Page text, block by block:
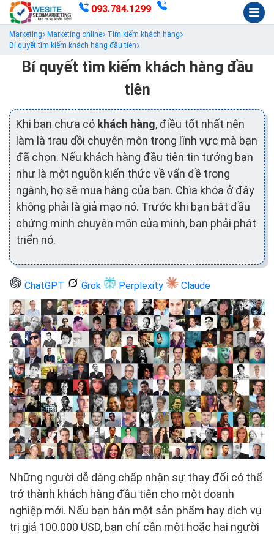
093.784.1299
Marketing Marketing online
Tìm kiếm khách hàng
Bí quyết tìm kiếm khách hàng đầu tiên
Bí quyết tìm kiếm khách hàng đầu
tiên
Khi bạn chưa có khách hàng, điều tốt nhất nên
làm là trau dồi chuyên môn trong lĩnh vực mà bạn
đã chọn. Nếu khách hàng đầu tiên tin tưởng bạn
như là một nguồn kiến thức về vấn đề trong
ngành, họ sẽ mua hàng của bạn. Chìa khóa ở đây
không phải là giả mạo nó. Trước khi bạn bắt đầu
chứng minh chuyên môn của mình, bạn phải phát
triển nó.
ChatGPT Grok Perplexity Claude
Những người dễ dàng chấp nhận sự thay đổi có thể
trở thành khách hàng đầu tiên cho một doanh
nghiệp mới. Nếu bạn bán một sản phẩm hay dịch vụ
trị giá 100.000 USD, bạn chỉ cần một hoặc hai người